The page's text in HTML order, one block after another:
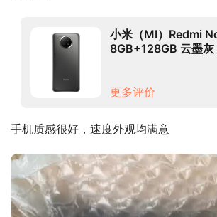
小米（MI）Redmi
8GB+128GB 云墨灰
更多评价
手机质感很好，速度外观均满意